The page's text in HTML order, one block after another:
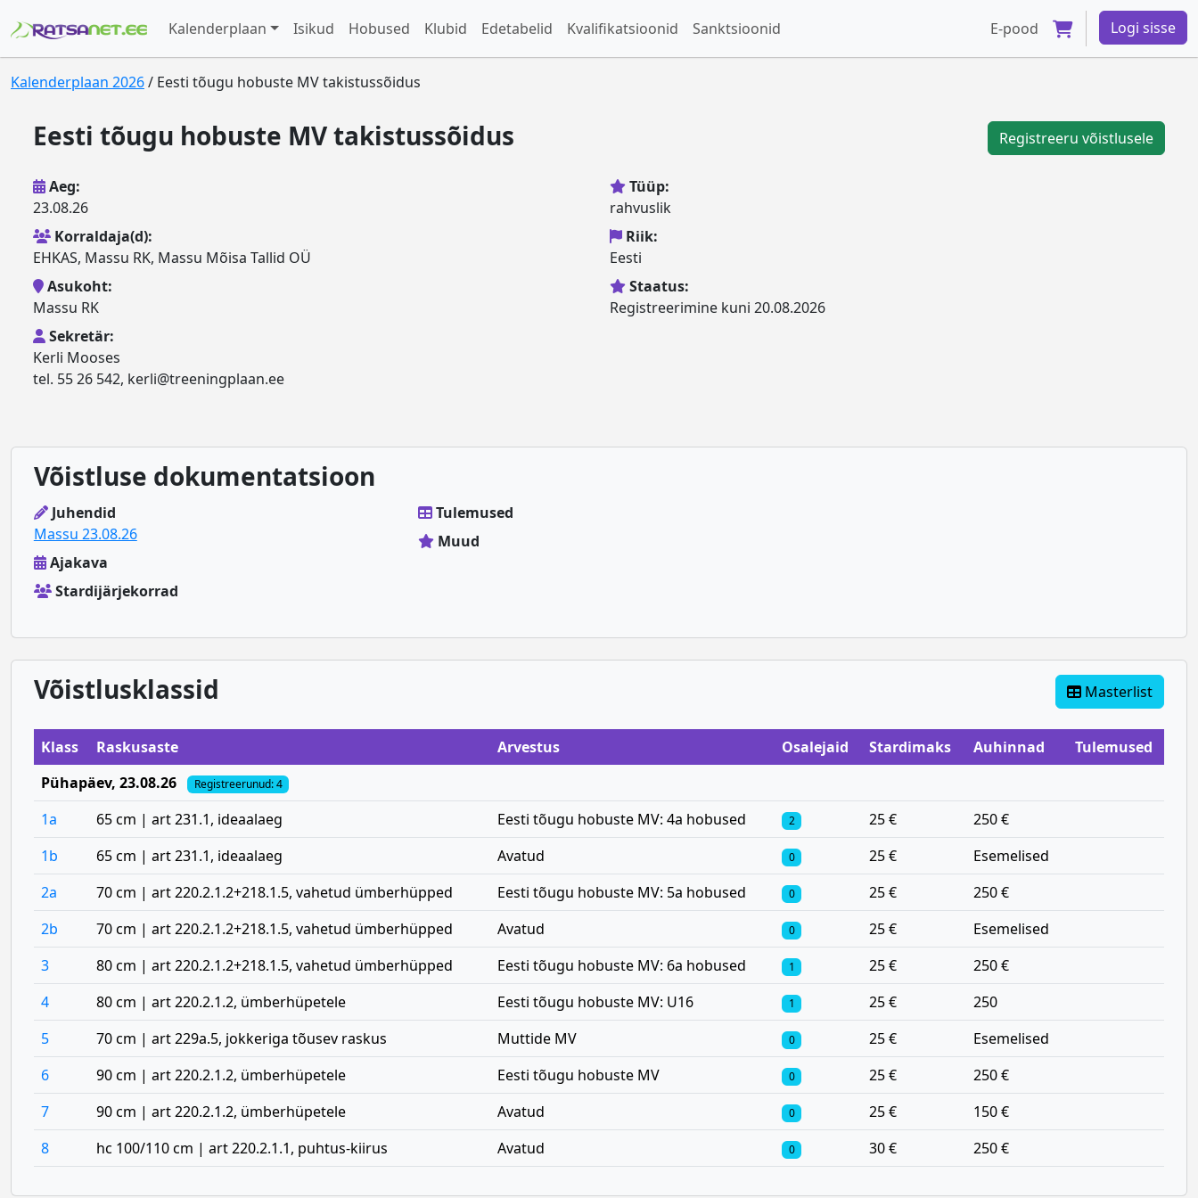
Kalenderplaan Isikud Hobused Klubid Edetabelid Kvalifikatsioonid Sanktsioonid E-pood Logi sisse
Kalenderplaan 2026/ Eesti tõugu hobuste MV takistussõidus
Eesti tõugu hobuste MV takistussõidus Registreeru võistlusele
Aeg:
23.08.26
Korraldaja(d):
EHKAS, Massu RK, Massu Mõisa Tallid OÜ
Asukoht:
Massu RK
Sekretär:
Kerli Mooses
tel. 55 26 542, kerli@treeningplaan.ee
Tüüp:
rahvuslik
Riik:
Eesti
Staatus:
Registreerimine kuni 20.08.2026
Võistluse dokumentatsioon
Juhendid
Massu 23.08.26
Ajakava
Stardijärjekorrad
Tulemused
Muud
Võistlusklassid Masterlist
Klass Raskusaste Arvestus Osalejaid Stardimaks Auhinnad
Tulemused
Pühapäev, 23.08.26 Registreerunud: 4
1a 65 cm | art 231.1, ideaalaeg Eesti tõugu hobuste MV: 4a hobused 2 25 €
250 €
1b
65 cm | art 231.1, ideaalaeg Avatud 0 25 €
Esemelised
2a
70 cm | art 220.2.1.2+218.1.5, vahetud ümberhüpped Eesti tõugu hobuste MV: 5a hobused 0 25 €
250 €
2b
70 cm | art 220.2.1.2+218.1.5, vahetud ümberhüpped Avatud 0 25 €
Esemelised
3
80 cm | art 220.2.1.2+218.1.5, vahetud ümberhüpped Eesti tõugu hobuste MV: 6a hobused 1 25 €
250 €
4
80 cm | art 220.2.1.2, ümberhüpetele Eesti tõugu hobuste MV: U16 1 25 €
250
5
70 cm | art 229a.5, jokkeriga tõusev raskus Muttide MV 0 25 €
Esemelised
6
90 cm | art 220.2.1.2, ümberhüpetele Eesti tõugu hobuste MV 0 25 €
250 €
7
90 cm | art 220.2.1.2, ümberhüpetele Avatud 0 25 €
150 €
8
hc 100/110 cm | art 220.2.1.1, puhtus-kiirus Avatud 0 30 € 250 €